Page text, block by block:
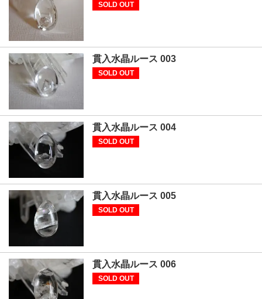
SOLD OUT
貫入水晶ルース 003
SOLD OUT
貫入水晶ルース 004
SOLD OUT
貫入水晶ルース 005
SOLD OUT
貫入水晶ルース 006
SOLD OUT